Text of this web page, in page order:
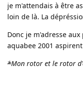
je m'attendais à être
loin de là. La
Donc je m'adresse aux
aquabee 2001
*Mon rotor et le rotor